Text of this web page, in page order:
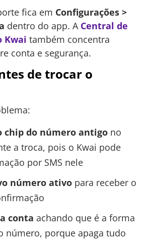
fica em Configurações >
dentro do app. A Central de
Kwai também concentra
conta e segurança.
de trocar o
chip do número antigono
a troca, pois o Kwai pode
por SMS nele
número ativopara receber o
conta achando que é a forma
número, porque apaga tudo